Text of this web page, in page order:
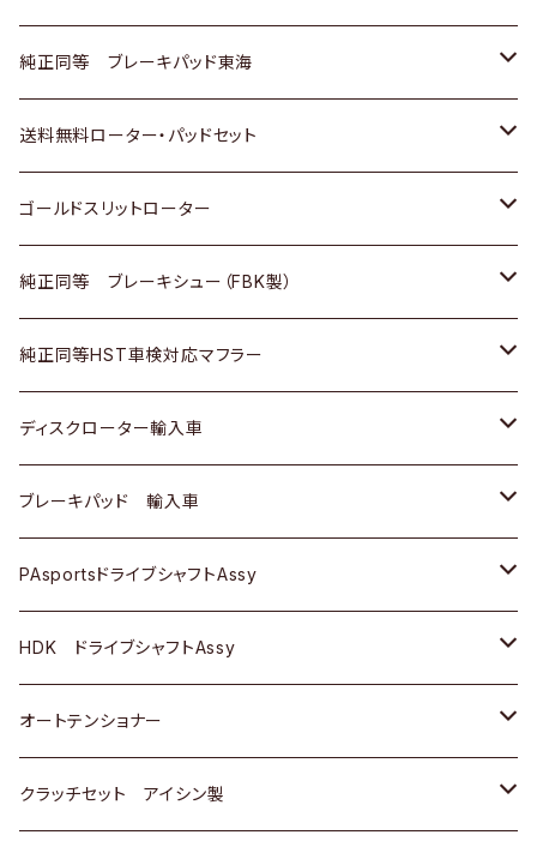
スバル
日野
三菱ふそう
ＢＭＷ
三菱
日野
三菱ふそう
日野
三菱ふそう
その他
マツダ
三菱
スバル
いすゞ
ダイハツ
マツダ
三菱
スバル
ダイハツ
マツダ
三菱
スズキ
日産
ダイハツ
マツダ
三菱
スバル
ホンダ
スズキ
日産
いすゞ
ダイハツ
マツダ
三菱
スバル
ＢＥＮＺ
トヨタ
ホンダ
スズキ
日産
ダイハツ
マツダ
三菱
スバル
純正同等 ブレーキパッド東海
トヨタ
ホンダ
日産
いすゞ
ダイハツ
マツダ
三菱
スバル
送料無料ローター・パッドセット
トヨタ
ホンダ
スズキ
日産
ダイハツ
マツダ
三菱
スバル
ゴールドスリットローター
トヨタ
ホンダ
スズキ
日産
ダイハツ
マツダ
三菱
スバル
純正同等 ブレーキシュー（FBK製）
ホンダ
スズキ
日産
ダイハツ
マツダ
三菱
スバル
純正同等HST車検対応マフラー
トヨタ
ホンダ
スズキ
日産
いすゞ
ダイハツ
ディスクローター輸入車
ＡＵＤＩ
ＢＥＮＺ
ＢＭＷ
GOLF
ＷＡＧＥＮ
ブレーキパッド 輸入車
ＢＥＮＺ
ＢＭＷ
ＷＡＧＥＮ
ＶＯＬＶＯ
PAsportsドライブシャフトAssy
トヨタ
ホンダ
スズキ
HDK ドライブシャフトAssy
スズキ
ダイハツ
オートテンショナー
トヨタ
クラッチセット アイシン製